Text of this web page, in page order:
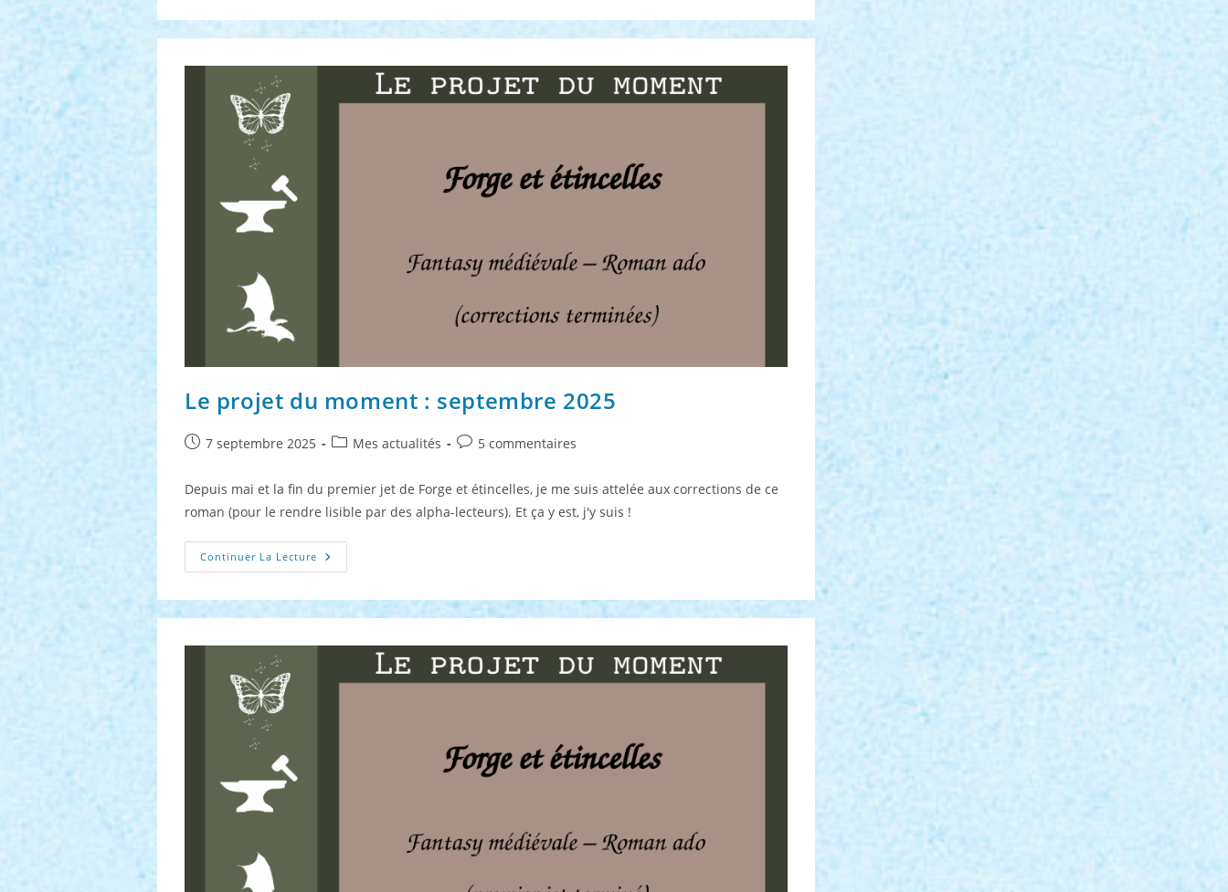
2025
Le projet du moment : septembre 2025
Publication
7 septembre 2025
PostMes actualités
Commentaires
la
publication :
5 commentaires
Depuis mai et la fin du premier jet de Forge et étincelles, je me suis attelée aux corrections de ce
roman (pour le rendre lisible par des alpha-lecteurs). Et ça y est, j'y suis !
Continuer La Lecture Le
Projet
Septembre